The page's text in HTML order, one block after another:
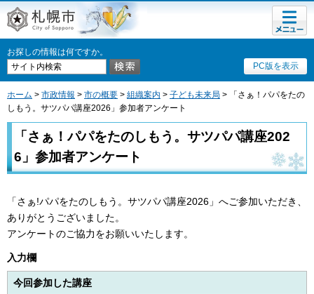
札幌市
お探しの情報は何ですか。
PC版を表示
メニュ
ー
ホーム > 市政情報 > 市の概要 > 組織案内 > 子ども未来局 > 「さぁ！パパをたの
しもう。サツパパ講座2026」参加者アンケート
「さぁ！パパをたのしもう。サツパパ講座202
6」参加者アンケート
「さぁ!パパをたのしもう。サツパパ講座2026」へご参加いただき、
ありがとうございました。
アンケートのご協力をお願いいたします。
入力欄
今回参加した講座